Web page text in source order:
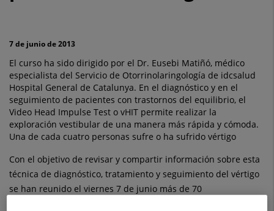
de
vHIT
para
actualizar
y
compartir
información
7 de junio de 2013
El curso ha sido dirigido por el Dr. Eusebi Matiñó, médico
especialista del Servicio de Otorrinolaringología de idcsalud
Hospital General de Catalunya. En el diagnóstico y en el
seguimiento de pacientes con trastornos del equilibrio, el
Video Head Impulse Test o vHIT permite realizar la
exploración vestibular de una manera más rápida y cómoda.
Una de cada cuatro personas sufre o ha sufrido vértigo
Con el objetivo de revisar y compartir información sobre esta
técnica de diagnóstico, tratamiento y seguimiento del vértigo
se han reunido el viernes 7 de junio más de 70